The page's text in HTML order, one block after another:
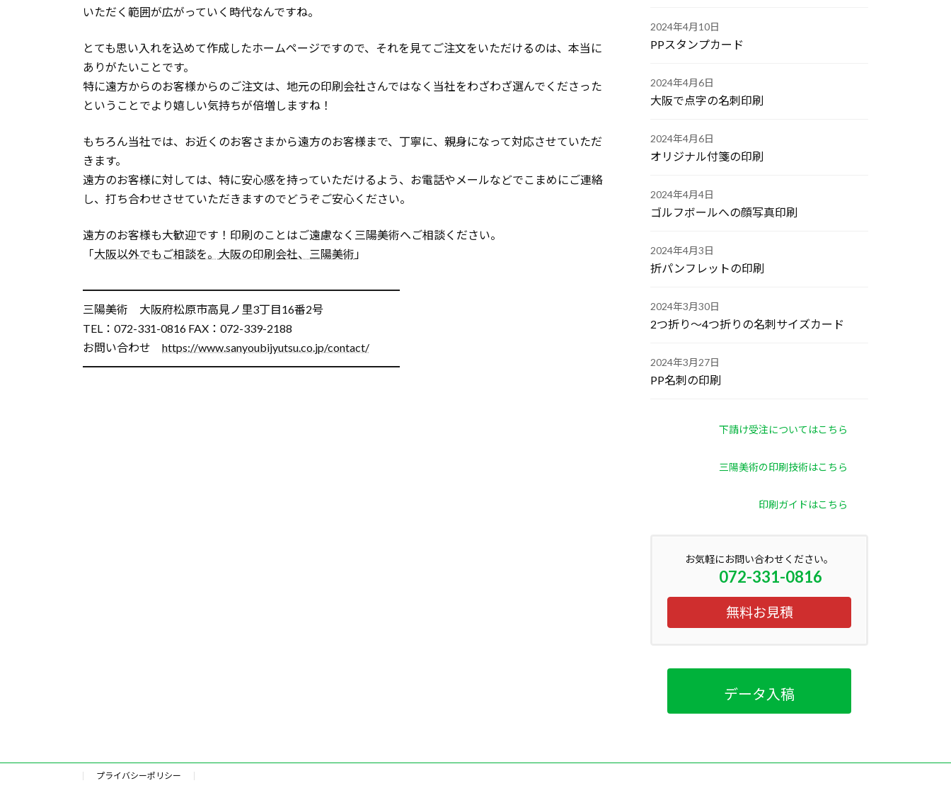
いただく範囲が広がっていく時代なんですね。
とても思い入れを込めて作成したホームページですので、それを見てご注文をいただけるのは、本当に
ありがたいことです。
特に遠方からのお客様からのご注文は、地元の印刷会社さんではなく当社をわざわざ選んでくださった
ということでより嬉しい気持ちが倍増しますね！
もちろん当社では、お近くのお客さまから遠方のお客様まで、丁寧に、親身になって対応させていただ
きます。
遠方のお客様に対しては、特に安心感を持っていただけるよう、お電話やメールなどでこまめにご連絡
し、打ち合わせさせていただきますのでどうぞご安心ください。
遠方のお客様も大歓迎です！印刷のことはご遠慮なく三陽美術へご相談ください。
「大阪以外でもご相談を。 大阪の印刷会社、三陽美術 」
━━━━━━━━━━━━━━━━━━━━━━━━━━━━
三陽美術 大阪府松原市高見ノ里3丁目16番2号
TEL：072-331-0816 FAX：072-339-2188
お問い合わせ https://www.sanyoubijyutsu.co.jp/contact/
━━━━━━━━━━━━━━━━━━━━━━━━━━━━
2024年4月10日
PPスタンプカード
2024年4月6日
大阪で点字の名刺印刷
2024年4月6日
オリジナル付箋の印刷
2024年4月4日
ゴルフボールへの顔写真印刷
2024年4月3日
折パンフレットの印刷
2024年3月30日
2つ折り～4つ折りの名刺サイズカード
2024年3月27日
PP名刺の印刷
下請け受注についてはこちら
三陽美術の印刷技術はこちら
印刷ガイドはこちら
お気軽にお問い合わせください。
072-331-0816
無料お見積
データ入稿
プライバシーポリシー